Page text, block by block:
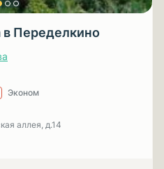
Переделкино
Эконом
аллея, д.14